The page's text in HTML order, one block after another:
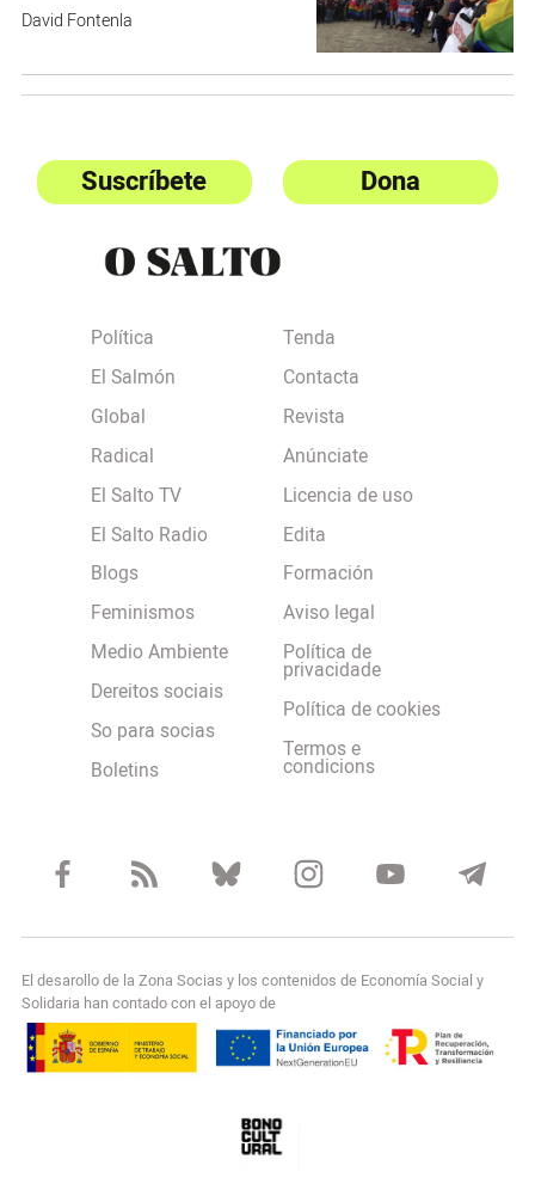
David Fontenla
Suscríbete Dona
Política
El Salmón
Global
Radical
El Salto TV
El Salto Radio
Blogs
Feminismos
Medio Ambiente
Dereitos sociais
So para socias
Boletins
Tenda
Contacta
Revista
Anúnciate
Licencia de uso
Edita
Formación
Aviso legal
Política de
privacidade
Política de cookies
Termos e
condicions
El desarollo de la Zona Socias y los contenidos de Economía Social y
Solidaria han contado con el apoyo de